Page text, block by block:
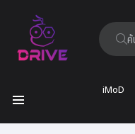
ค้นหา:
iMoD